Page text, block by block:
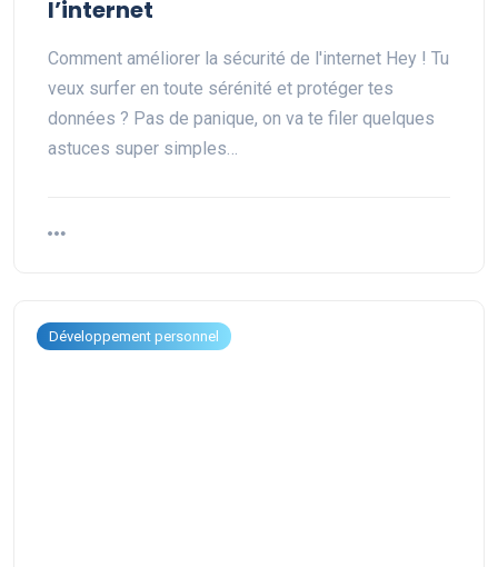
l’internet
Comment améliorer la sécurité de l'internet Hey ! Tu
veux surfer en toute sérénité et protéger tes
données ? Pas de panique, on va te filer quelques
astuces super simples…
Développement personnel